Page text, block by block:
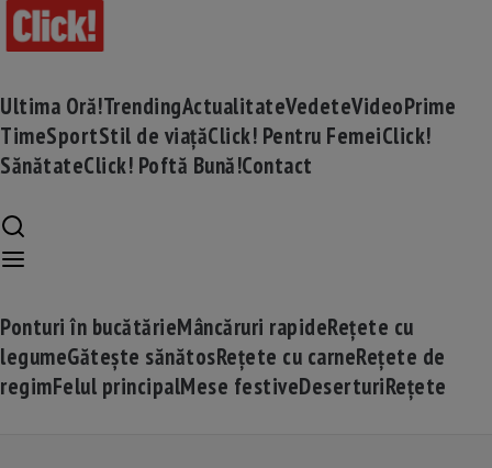
Ultima Oră!TrendingActualitateVedeteVideoPrime
TimeSportStil de viațăClick! Pentru FemeiClick!
SănătateClick! Poftă Bună!Contact
Ponturi în bucătărieMâncăruri rapideRețete cu
legumeGătește sănătosRețete cu carneRețete de
regimFelul principalMese festiveDeserturiRețete